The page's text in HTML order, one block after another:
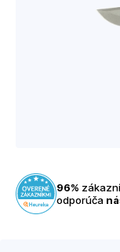
96%
odporúča